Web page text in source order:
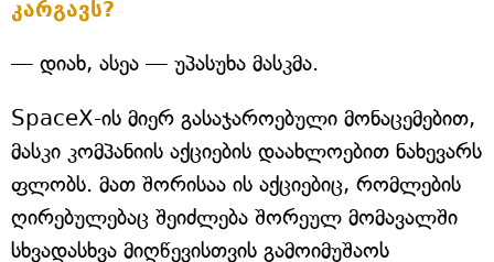
კარგავს?
— დიახ, ასეა — უპასუხა მასკმა.
SpaceX-ის მიერ გასაჯაროებული მონაცემებით,
მასკი კომპანიის აქციების დაახლოებით ნახევარს
ფლობს. მათ შორისაა ის აქციებიც, რომლების
ღირებულებაც შეიძლება შორეულ მომავალში
სხვადასხვა მიღწევისთვის გამოიმუშაოს